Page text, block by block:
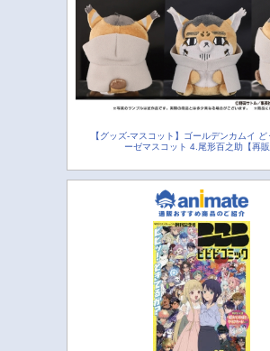
【グッズ-マスコット】ゴールデンカムイ ど
ーゼマスコット 4.尾形百之助【再販